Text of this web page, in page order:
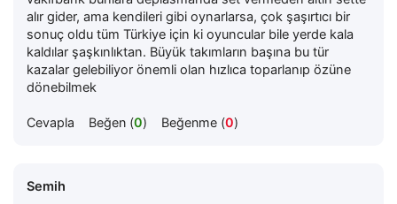
alır gider, ama kendileri gibi oynarlarsa, çok şaşırtıcı bir
sonuç oldu tüm Türkiye için ki oyuncular bile yerde kala
kaldılar şaşkınlıktan. Büyük takımların başına bu tür
kazalar gelebiliyor önemli olan hızlıca toparlanıp özüne
dönebilmek
Cevapla Beğen (0) Beğenme (0)
Semih